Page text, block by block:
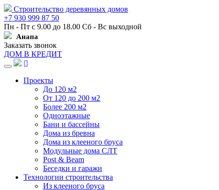
Строительство деревянных домов
+7 930 999 87 50
Пн - Пт с 9.00 до 18.00 Сб - Вс выходной
Анапа
Заказать звонок
ДОМ В КРЕДИТ
Навигация
Проекты
До 120 м2
От 120 до 200 м2
Более 200 м2
Одноэтажные
Бани и бассейны
Дома из бревна
Дома из клееного бруса
Модульные дома СЛТ
Post & Beam
Беседки и гаражи
Технологии строительства
Из клееного бруса